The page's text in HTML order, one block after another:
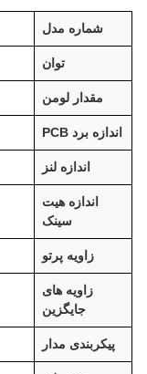
شماره مدل
توان
مقدار لومن
اندازه برد PCB
اندازه لنز
اندازه هیت
سینک
زاویه پرتو
زاویه های
جایگزین
پیکربندی مدار